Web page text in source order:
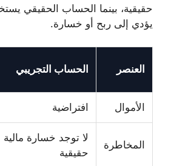
حقيقية، بينما الحساب الحقيقي
يؤدي إلى ربح أو خسارة.
العنصر الحساب التجريبي
الأموال افتراضية
المخاطرة
لا توجد خسارة مالية
حقيقية